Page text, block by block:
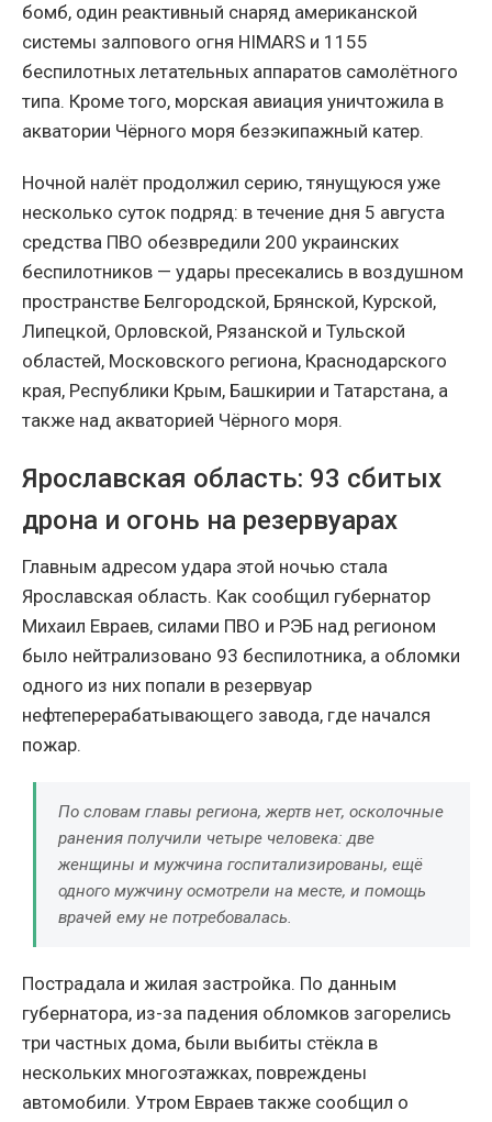
бомб, один реактивный снаряд американской
системы залпового огня HIMARS и 1155
беспилотных летательных аппаратов самолётного
типа. Кроме того, морская авиация уничтожила в
акватории Чёрного моря безэкипажный катер.
Ночной налёт продолжил серию, тянущуюся уже
несколько суток подряд: в течение дня 5 августа
средства ПВО обезвредили 200 украинских
беспилотников — удары пресекались в воздушном
пространстве Белгородской, Брянской, Курской,
Липецкой, Орловской, Рязанской и Тульской
областей, Московского региона, Краснодарского
края, Республики Крым, Башкирии и Татарстана, а
также над акваторией Чёрного моря.
Ярославская область: 93 сбитых
дрона и огонь на резервуарах
Главным адресом удара этой ночью стала
Ярославская область. Как сообщил губернатор
Михаил Евраев, силами ПВО и РЭБ над регионом
было нейтрализовано 93 беспилотника, а обломки
одного из них попали в резервуар
нефтеперерабатывающего завода, где начался
пожар.
По словам главы региона, жертв нет, осколочные
ранения получили четыре человека: две
женщины и мужчина госпитализированы, ещё
одного мужчину осмотрели на месте, и помощь
врачей ему не потребовалась.
Пострадала и жилая застройка. По данным
губернатора, из-за падения обломков загорелись
три частных дома, были выбиты стёкла в
нескольких многоэтажках, повреждены
автомобили. Утром Евраев также сообщил о